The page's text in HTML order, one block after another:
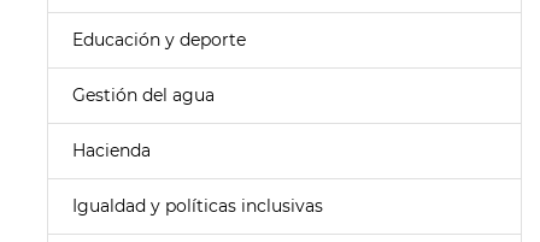
Educación y deporte
Gestión del agua
Hacienda
Igualdad y políticas inclusivas